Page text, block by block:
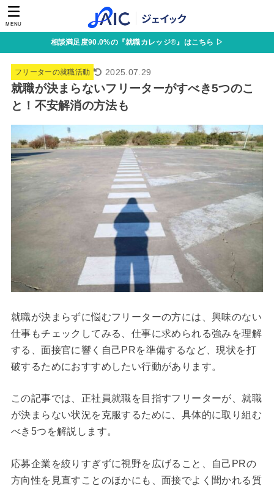
MENU
相談満足度90.0%の『就職カレッジ®』はこちら ▷
フリーターの就職活動 2025.07.29
就職が決まらないフリーターがすべき5つのこ
と！不安解消の方法も
就職が決まらずに悩むフリーターの方には、興味のない
仕事もチェックしてみる、仕事に求められる強みを理解
する、面接官に響く自己PRを準備するなど、現状を打
破するためにおすすめしたい行動があります。
この記事では、正社員就職を目指すフリーターが、就職
が決まらない状況を克服するために、具体的に取り組む
べき5つを解説します。
応募企業を絞りすぎずに視野を広げること、自己PRの
方向性を見直すことのほかにも、面接でよく聞かれる質